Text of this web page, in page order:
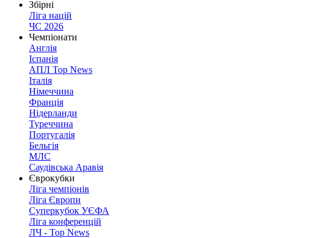
Збірні
Ліга націй
ЧС 2026
Чемпіонати
Англія
Іспанія
АПЛ Top News
Італія
Німеччина
Франція
Нідерланди
Туреччина
Португалія
Бельгія
МЛС
Саудівська Аравія
Єврокубки
Ліга чемпіонів
Ліга Європи
Суперкубок УЄФА
Ліга конференцій
ЛЧ - Top News